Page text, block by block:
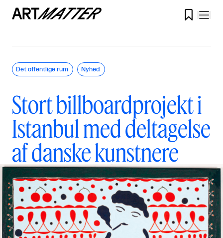

Stort billboardprojekt i
Istanbul med deltagelse
af danske kunstnere
Det offentlige rum Nyhed